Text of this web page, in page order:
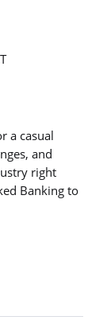
a casual
and
right
Banking to